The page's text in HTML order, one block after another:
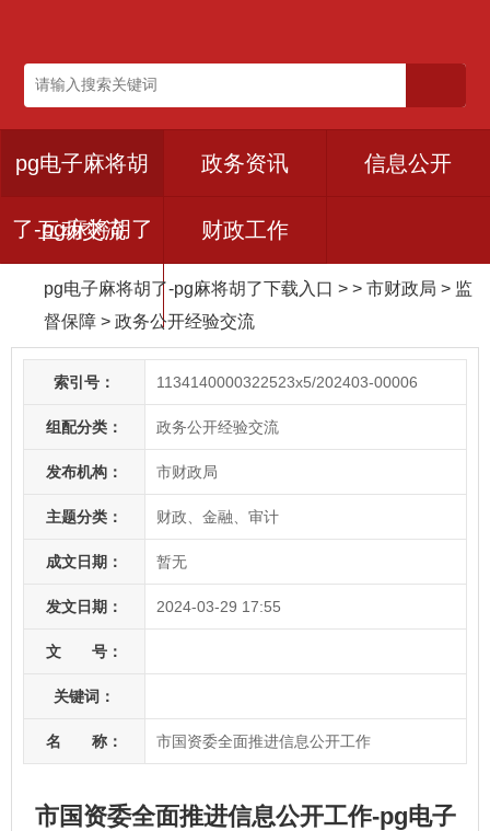
pg电子麻将胡
了-pg麻将胡了
下载入口
政务资讯 信息公开
互动交流 财政工作
pg电子麻将胡了-pg麻将胡了下载入口 > > 市财政局 > 监
督保障 > 政务公开经验交流
索引号： 1134140000322523x5/202403-00006
组配分类： 政务公开经验交流
发布机构： 市财政局
主题分类： 财政、金融、审计
成文日期： 暂无
发文日期： 2024-03-29 17:55
文 号：
关键词：
名 称： 市国资委全面推进信息公开工作
市国资委全面推进信息公开工作-pg电子